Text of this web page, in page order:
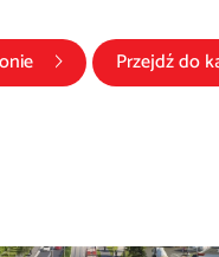
oknie) Przejdź do